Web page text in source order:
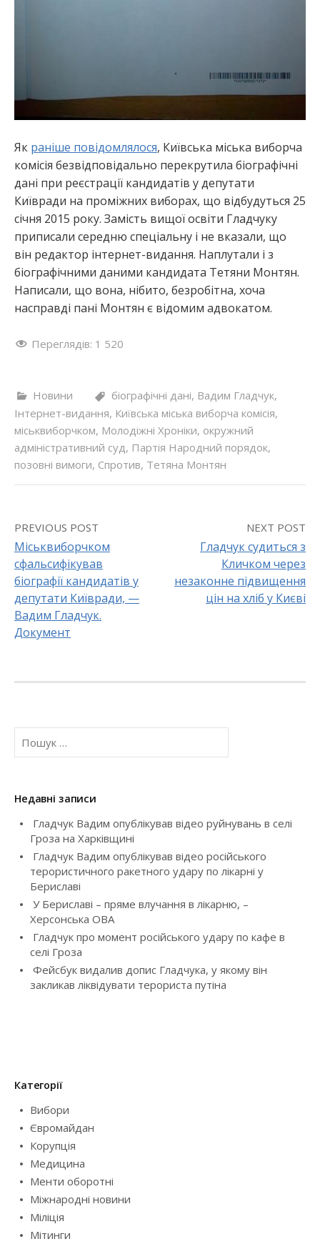
Як раніше повідомлялося, Київська міська виборча
комісія безвідповідально перекрутила біографічні
дані при реєстрації кандидатів у депутати
Київради на проміжних виборах, що відбудуться 25
січня 2015 року. Замість вищої освіти Гладчуку
приписали середню спеціальну і не вказали, що
він редактор інтернет-видання. Наплутали і з
біографічними даними кандидата Тетяни Монтян.
Написали, що вона, нібито, безробітна, хоча
насправді пані Монтян є відомим адвокатом.
Переглядів: 1 520
Новини біографічні дані, Вадим Гладчук,
Інтернет-видання, Київська міська виборча комісія,
міськвиборчком, Молодіжні Хроніки, окружний
адміністративний суд, Партія Народний порядок,
позовні вимоги, Спротив, Тетяна Монтян
P
o
s
n
v
g
a
t
n
PREVIOUS POST
Міськвиборчком
сфальсифікував
біографії кандидатів у
депутати Київради, —
Вадим Гладчук.
Документ
NEXT POST
Гладчук судиться з
Кличком через
незаконне підвищення
цін на хліб у Києві
П
кНедавні записи
Гладчук Вадим опублікував відео руйнувань в селі
Гроза на Харківщині
Гладчук Вадим опублікував відео російського
терористичного ракетного удару по лікарні у
Бериславі
У Бериславі – пряме влучання в лікарню, –
Херсонська ОВА
Гладчук про момент російського удару по кафе в
селі Гроза
Фейсбук видалив допис Гладчука, у якому він
закликав ліквідувати терориста путіна
Категорії
Вибори
Євромайдан
Корупція
Медицина
Менти оборотні
Міжнародні новини
Міліція
Мітинги